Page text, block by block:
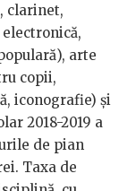
clarinet,
arte
copii,
iconografie) și
2018-2019 a
de pian
Taxa de